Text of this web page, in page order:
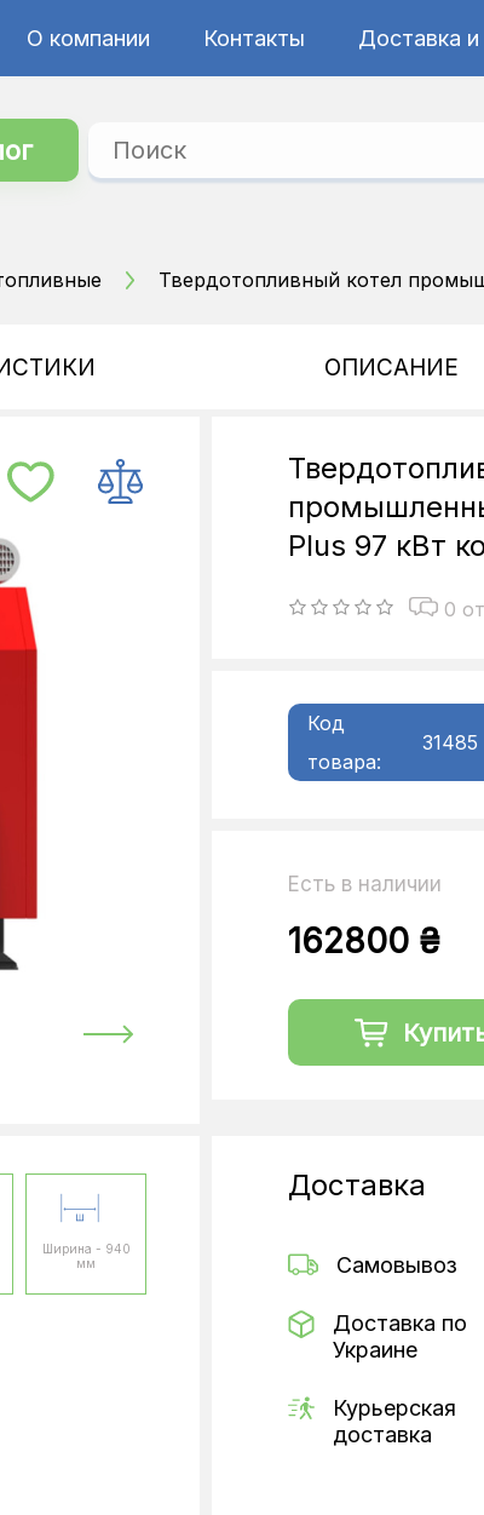
О компании Контакты Доставка и
Твердотопливный котел
ОПИСАНИЕ
Ширина - 940
мм
Plus 97 кВт
0
Код
товара:
31485
Есть в наличии
162800 ₴
Доставка
Самовывоз
Доставка по
Украине
Курьерская
доставка